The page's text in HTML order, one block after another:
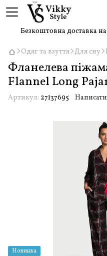
Безкоштовна доставка
Одяг та взуття Для сну
Фланелева
Flannel Long
Артикул: 27137695
Новинка